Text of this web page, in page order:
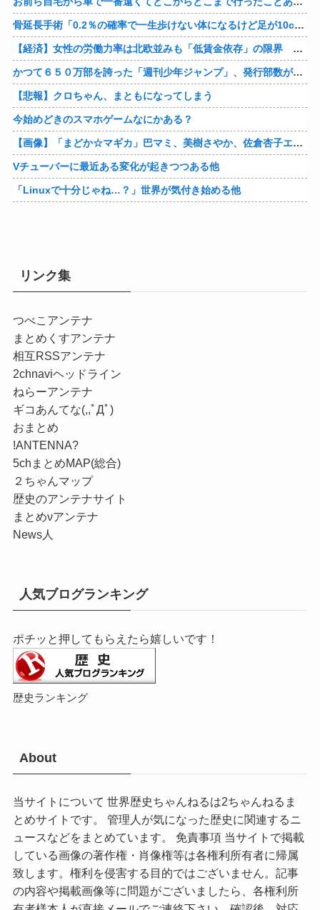
骨延長手術「0.2％の確率で一生歩けない体になるけど足が10cm伸びます」←コスパ良すぎるだろ
【経済】女性の労働力率は北欧並みも「低賃金依存」の限界 団塊世代の完全引退で、企業が迫られる“最後の選択”
かつて６５０万部を誇った「週刊少年ジャンプ」、発行部数が初の100万部割れ
【悲報】クロちゃん、まともになってしまう
今始めどきのスマホゲームなにかある？
【画像】「まどか☆マギカ」巴マミ、美樹さやか、佐倉杏子エロすぎ放課後えんこーハメ撮りどぴゅどぴゅエチエチが最高すぎる❣
Vチューバーに最近ある変化が起きつつある他
「Linuxで十分じゃね…？」世界が気付き始める他
リンク集
つべこアンテナ
まとめくすアンテナ
相互RSSアンテナ
2chnaviヘッドライン
ねらーアンテナ
ギコあんてな(,,ﾟДﾟ)
おまとめ
!ANTENNA?
5chまとめMAP(総合)
２ちゃんマップ
歴史のアンテナサイト
まとめνアンテナ
News人
人気ブログランキング
ポチッと押してもらえたら嬉しいです！
歴史ランキング
About
当サイトについて 世界歴史ちゃんねるは2ちゃんねるま
とめサイトです。 管理人が気になった歴史に関連するニ
ュースなどをまとめています。 免責事項 当サイトで掲載
している画像の著作権・肖像権等は各権利所有者に帰属
致します。権利を侵害する目的ではございません。記事
の内容や掲載画像等に問題がございましたら、各権利所